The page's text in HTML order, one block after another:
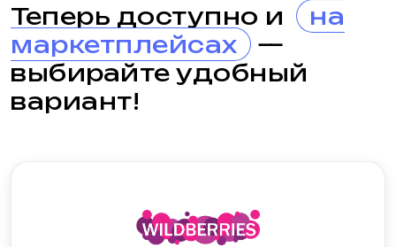
Теперь доступно и
на
маркетплейсах —
выбирайте удобный
вариант!